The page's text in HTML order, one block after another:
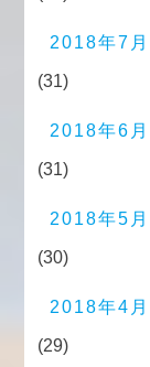
2018年7月
(31)
2018年6月
(31)
2018年5月
(30)
2018年4月
(29)